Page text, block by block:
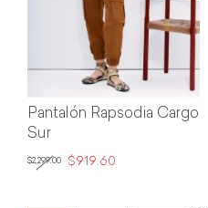
Pantalón Rapsodia Cargo
Sur
$2,299.00 $919.60